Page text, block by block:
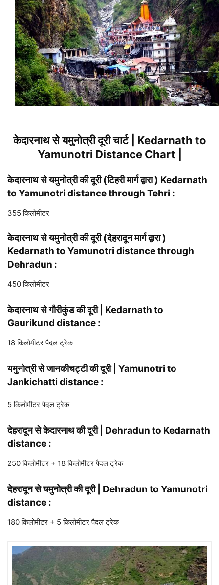
केदारनाथ से यमुनोत्री दूरी चार्ट | Kedarnath to
Yamunotri Distance Chart |
केदारनाथ से यमुनोत्री की दूरी (टिहरी मार्ग द्वारा ) Kedarnath
to Yamunotri distance through Tehri :
355 किलोमीटर
केदारनाथ से यमुनोत्री की दूरी (देहरादून मार्ग द्वारा )
Kedarnath to Yamunotri distance through
Dehradun :
450 किलोमीटर
केदारनाथ से गौरीकुंड की दूरी | Kedarnath to
Gaurikund distance :
18 किलोमीटर पैदल ट्रेक
यमुनोत्री से जानकीचट्टी की दूरी | Yamunotri to
Jankichatti distance :
5 किलोमीटर पैदल ट्रेक
देहरादून से केदारनाथ की दूरी | Dehradun to Kedarnath
distance :
250 किलोमीटर + 18 किलोमीटर पैदल ट्रेक
देहरादून से यमुनोत्री की दूरी | Dehradun to Yamunotri
distance :
180 किलोमीटर + 5 किलोमीटर पैदल ट्रेक